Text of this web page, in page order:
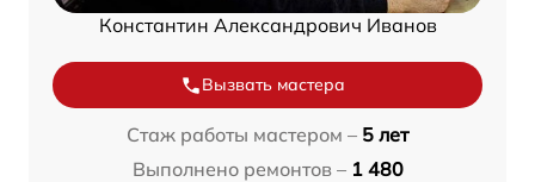
Константин Александрович Иванов
Вызвать мастера
Стаж работы мастером – 5 лет
Выполнено ремонтов – 1 480